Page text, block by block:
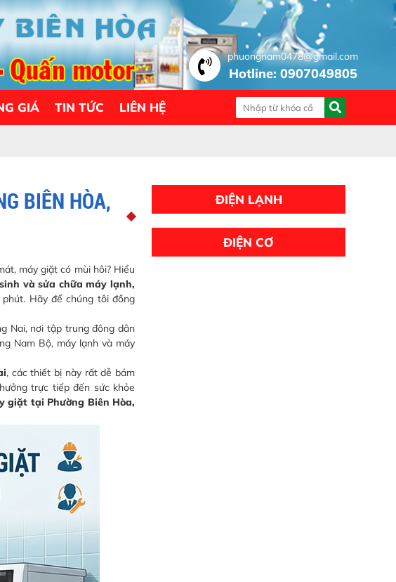
phuongnam0478@gmail.com
Hotline: 0907049805
GIÁ TIN TỨC LIÊN HỆ
BIÊN HÒA,
máy giặt có mùi hôi? Hiểu
và sửa chữa máy lạnh,
Hãy để chúng tôi đồng
Nai, nơi tập trung đông dân
Nam Bộ, máy lạnh và máy
, các thiết bị này rất dễ bám
trực tiếp đến sức khỏe
giặt tại Phường Biên Hòa,
ĐIỆN LẠNH
ĐIỆN CƠ